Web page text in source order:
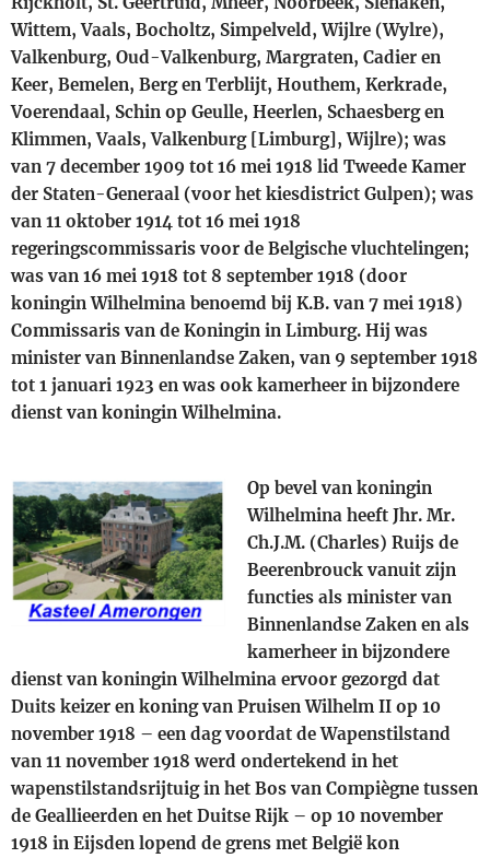
Wittem, Vaals, Bocholtz, Simpelveld, Wijlre (Wylre),
Valkenburg, Oud-Valkenburg, Margraten, Cadier en
Keer, Bemelen, Berg en Terblijt, Houthem, Kerkrade,
Voerendaal, Schin op Geulle, Heerlen, Schaesberg en
Klimmen, Vaals, Valkenburg [Limburg], Wijlre); was
van 7 december 1909 tot 16 mei 1918 lid Tweede Kamer
der Staten-Generaal (voor het kiesdistrict Gulpen); was
van 11 oktober 1914 tot 16 mei 1918
regeringscommissaris voor de Belgische vluchtelingen;
was van 16 mei 1918 tot 8 september 1918 (door
koningin Wilhelmina benoemd bij K.B. van 7 mei 1918)
Commissaris van de Koningin in Limburg. Hij was
minister van Binnenlandse Zaken, van 9 september 1918
tot 1 januari 1923 en was ook kamerheer in bijzondere
dienst van koningin Wilhelmina.
Op bevel van koningin
Wilhelmina heeft Jhr. Mr.
Ch.J.M. (Charles) Ruijs de
Beerenbrouck vanuit zijn
functies als minister van
Binnenlandse Zaken en als
kamerheer in bijzondere
dienst van koningin Wilhelmina ervoor gezorgd dat
Duits keizer en koning van Pruisen Wilhelm II op 10
november 1918 – een dag voordat de Wapenstilstand
van 11 november 1918 werd ondertekend in het
wapenstilstandsrijtuig in het Bos van Compiègne tussen
de Geallieerden en het Duitse Rijk – op 10 november
1918 in Eijsden lopend de grens met België kon